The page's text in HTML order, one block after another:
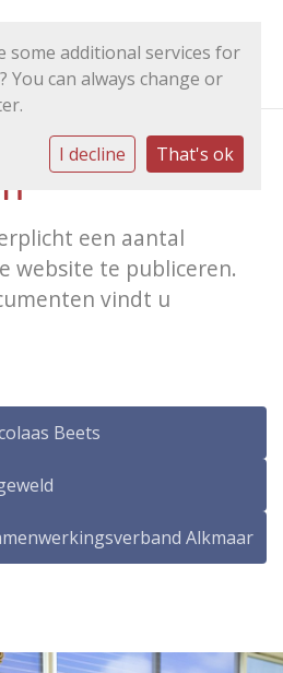
een aantal
website te publiceren.
vindt u
Beets
Alkmaar
some additional services for
? You can always change or
I decline That's ok